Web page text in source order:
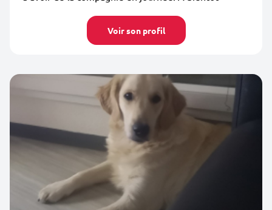
Voir son profil